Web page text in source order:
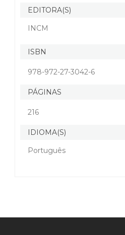
EDITORA(S)
INCM
ISBN
978-972-27-3042-6
PÁGINAS
216
IDIOMA(S)
Português